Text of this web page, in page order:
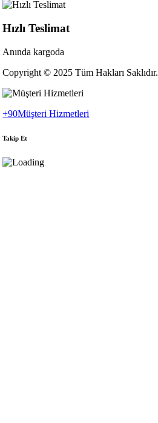
Hızlı Teslimat
Anında kargoda
Copyright © 2025 Tüm Hakları Saklıdır.
+90Müşteri Hizmetleri
Takip Et